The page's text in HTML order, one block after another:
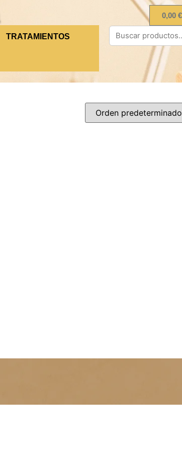
TRATAMIENTOS
0,00€